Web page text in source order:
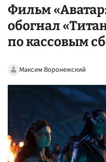
Фильм
обогнал
по кассовым
Максим Воронежский